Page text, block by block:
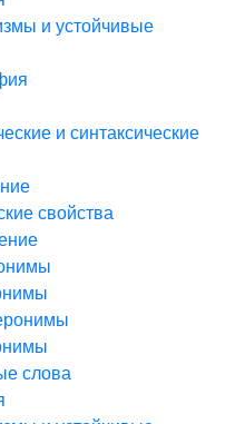
и устойчивые
и синтаксические
свойства
слова